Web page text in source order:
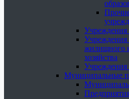
Учреждения
Учреждения
жилищного
хозяйства
Учреждения
Муниципальные